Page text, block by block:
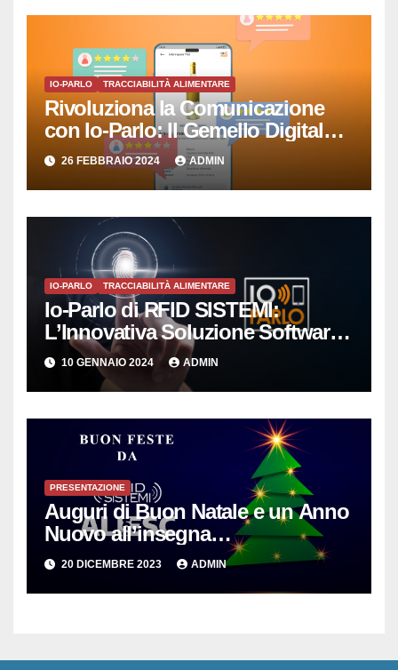
IO-PARLO TRACCIABILITÀ ALIMENTARE
Rivoluziona la Comunicazione
con Io-Parlo: Il Gemello Digitale
che Semplicemente Parla
26 FEBBRAIO 2024 ADMIN
IO-PARLO TRACCIABILITÀ ALIMENTARE
Io-Parlo di RFID SISTEMI:
L’Innovativa Soluzione Software
per la Gestione Intelligente delle
Copie Digitali
10 GENNAIO 2024 ADMIN
PRESENTAZIONE
Auguri di Buon Natale e un Anno
Nuovo all’insegna
dell’Innovazione per le PMI
20 DICEMBRE 2023 ADMIN